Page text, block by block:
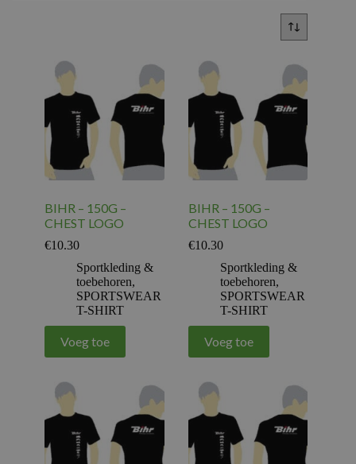
BIHR – 150G –
CHEST LOGO
€10.30
Sportkleding &
toebehoren,
SPORTSWEAR
T-SHIRT
Voeg toe
BIHR – 150G –
CHEST LOGO
€10.30
Sportkleding &
toebehoren,
SPORTSWEAR
T-SHIRT
Voeg toe